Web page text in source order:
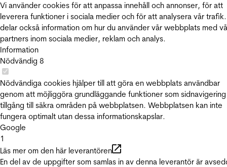
Vi använder cookies för att anpassa innehåll och annonser, för att
leverera funktioner i sociala medier och för att analysera vår
delar också information om hur du använder vår webbplats med
partners inom sociala medier, reklam och analys.
Information
Nödvändig 8
Nödvändiga cookies hjälper till att göra en webbplats användbar
genom att möjliggöra grundläggande funktioner som
tillgång till säkra områden på webbplatsen. Webbplatsen kan inte
fungera optimalt utan dessa informationskapslar.
Google
1
Läs mer om den här leverantören
En del av de uppgifter som samlas in av denna leverantör är